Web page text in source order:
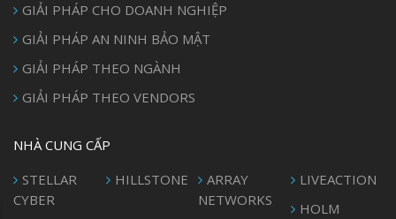
GIẢI PHÁP CHO DOANH NGHIỆP
GIẢI PHÁP AN NINH BẢO MẬT
GIẢI PHÁP THEO NGÀNH
GIẢI PHÁP THEO VENDORS
NHÀ CUNG CẤP
STELLAR
CYBER
HILLSTONE
ARRAY
NETWORKS
LIVEACTION
HOLM